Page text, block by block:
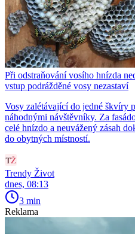
Při odstraňování vosího hnízda
vstup podrážděné vosy nezastaví
Vosy zalétávající do jedné škvíry
náhodnými návštěvníky. Za
celé hnízdo a neuvážený zásah
do obytných místností.
Trendy Život
dnes, 08:13
3 min
Reklama